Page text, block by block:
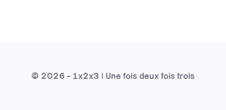
© 2026 - 1x2x3 | Une fois deux fois trois